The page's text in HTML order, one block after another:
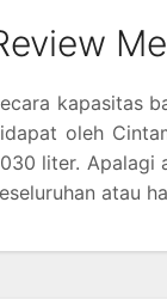
kapasitas
oleh
liter. Apalagi
atau